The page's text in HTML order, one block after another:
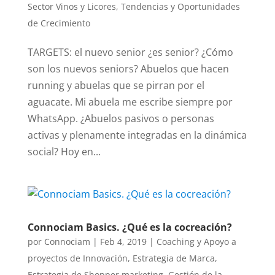
Sector Vinos y Licores, Tendencias y Oportunidades
de Crecimiento
TARGETS: el nuevo senior ¿es senior? ¿Cómo
son los nuevos seniors? Abuelos que hacen
running y abuelas que se pirran por el
aguacate. Mi abuela me escribe siempre por
WhatsApp. ¿Abuelos pasivos o personas
activas y plenamente integradas en la dinámica
social? Hoy en...
Connociam Basics. ¿Qué es la cocreación?
por Connociam | Feb 4, 2019| Coaching y Apoyo a
proyectos de Innovación, Estrategia de Marca,